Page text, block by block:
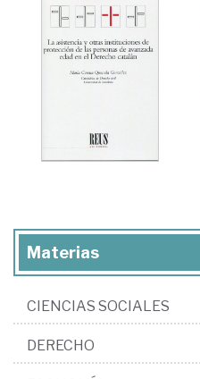
Materias
CIENCIAS SOCIALES
DERECHO